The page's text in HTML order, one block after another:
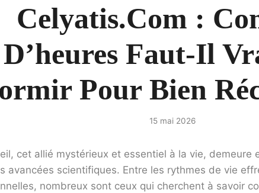
Celyatis.com :
D’heures Faut-Il
Pour Bien
15 mai 2026
cet allié mystérieux et essentiel à la vie, demeure
avancées scientifiques. Entre les rythmes de vie
nombreux sont ceux qui cherchent à savoir